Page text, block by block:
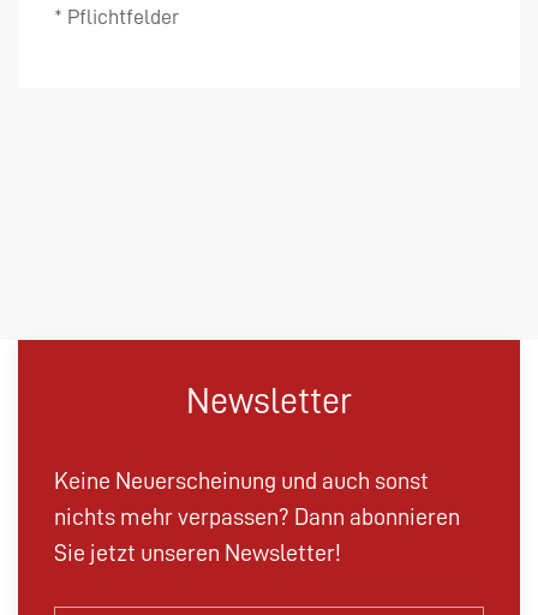
* Pflichtfelder
Newsletter
Keine Neuerscheinung und auch sonst
nichts mehr verpassen? Dann abonnieren
Sie jetzt unseren Newsletter!